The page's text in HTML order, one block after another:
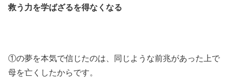
救う力を学ばざるを得なくなる
①の夢を本気で信じたのは、同じような前兆があった上で
母を亡くしたからです。